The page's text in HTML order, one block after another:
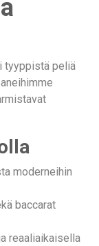
tyyppistä peliä
moderneihin
baccarat
reaaliaikaisella